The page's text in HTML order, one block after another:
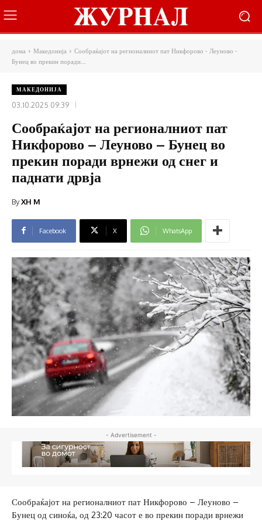
дома Македонија
Сообраќајот на регионалниот пат Никфорово - Леуново -
Бунец во прекин поради...
МАКЕДОНИЈА
03.10.2025 09:39
Сообраќајот на регионалниот пат
Никфорово – Леуново – Бунец во
прекин поради врнежи од снег и
паднати дрвја
ByXH M
Facebook X WhatsApp
- Advertisement -
Сообраќајот на регионалниот пат Никфорово – Леуново –
Бунец од синоќа, од 23:20 часот е во прекин поради врнежи